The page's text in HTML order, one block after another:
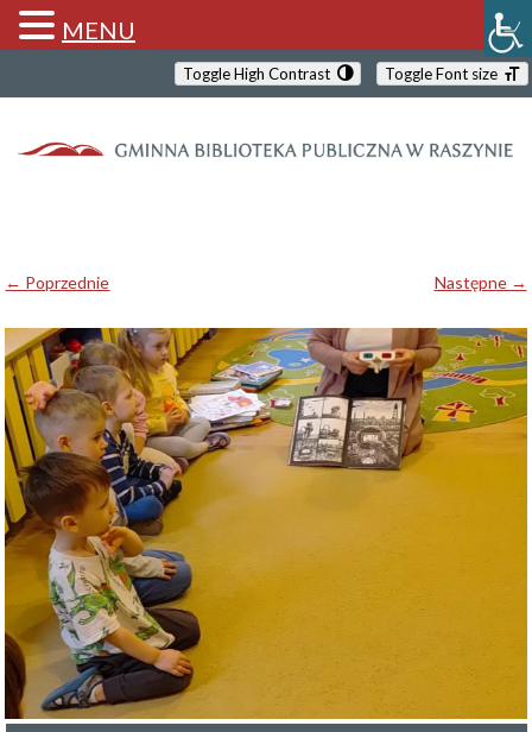
Toggle High Contrast Toggle Font size
← Poprzednie Następne →
MENU